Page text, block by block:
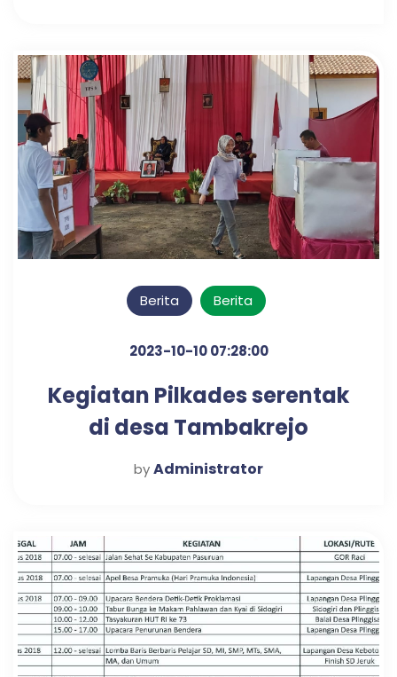
Berita Berita
2023-10-10 07:28:00
Kegiatan Pilkades serentak
di desa Tambakrejo
byAdministrator